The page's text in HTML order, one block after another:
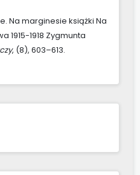
Na marginesie książki Na
1915-1918 Zygmunta
, (8), 603–613.